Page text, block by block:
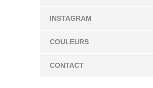
INSTAGRAM
COULEURS
CONTACT